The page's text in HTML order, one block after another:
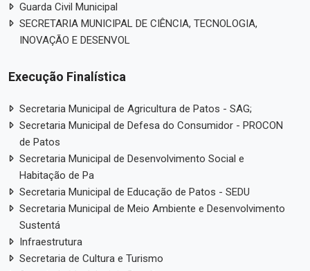
Guarda Civil Municipal
SECRETARIA MUNICIPAL DE CIÊNCIA, TECNOLOGIA,
INOVAÇÃO E DESENVOL
Execução Finalística
Secretaria Municipal de Agricultura de Patos - SAG;
Secretaria Municipal de Defesa do Consumidor - PROCON
de Patos
Secretaria Municipal de Desenvolvimento Social e
Habitação de Pa
Secretaria Municipal de Educação de Patos - SEDU
Secretaria Municipal de Meio Ambiente e Desenvolvimento
Sustentá
Infraestrutura
Secretaria de Cultura e Turismo